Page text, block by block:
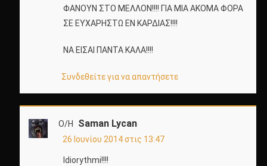
ΦΑΝΟΥΝ ΣΤΟ ΜΕΛΛΟΝ!!!! ΓΙΑ ΜΙΑ ΑΚΟΜΑ ΦΟΡΑ
ΣΕ ΕΥΧΑΡΗΣΤΩ ΕΝ ΚΑΡΔΙΑΣ!!!!
ΝΑ ΕΙΣΑΙ ΠΑΝΤΑ ΚΑΛΑ!!!!
Συνδεθείτε για να απαντήσετε
Ο/Η Saman Lycan
26 Ιουνίου 2014 στις 13:47
Idiorythmi!!!!